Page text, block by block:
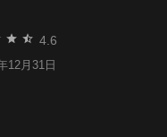
4.6
12月31日